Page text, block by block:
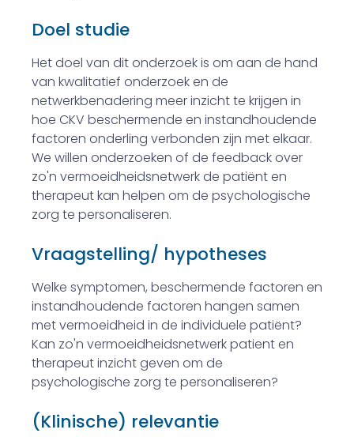
Doel studie
Het doel van dit onderzoek is om aan de hand
van kwalitatief onderzoek en de
netwerkbenadering meer inzicht te krijgen in
hoe CKV beschermende en instandhoudende
factoren onderling verbonden zijn met elkaar.
We willen onderzoeken of de feedback over
zo'n vermoeidheidsnetwerk de patiënt en
therapeut kan helpen om de psychologische
zorg te personaliseren.
Vraagstelling/ hypotheses
Welke symptomen, beschermende factoren en
instandhoudende factoren hangen samen
met vermoeidheid in de individuele patiënt?
Kan zo'n vermoeidheidsnetwerk patient en
therapeut inzicht geven om de
psychologische zorg te personaliseren?
(Klinische) relevantie